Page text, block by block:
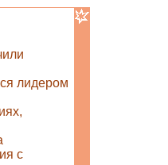
лидером
с